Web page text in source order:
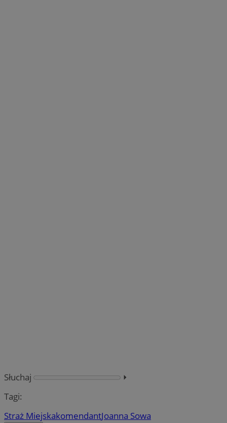
Słuchaj
⏵︎
Tagi:
Straż MiejskakomendantJoanna Sowa